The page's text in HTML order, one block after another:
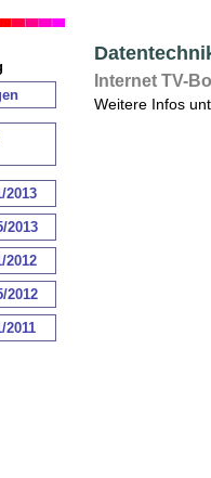
2013
2013
2012
2012
2011
Internet TV-
Weitere Infos